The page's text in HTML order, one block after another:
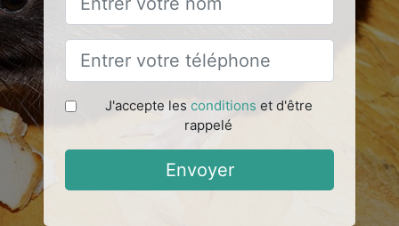
J'accepte les conditions et d'être
rappelé
Envoyer